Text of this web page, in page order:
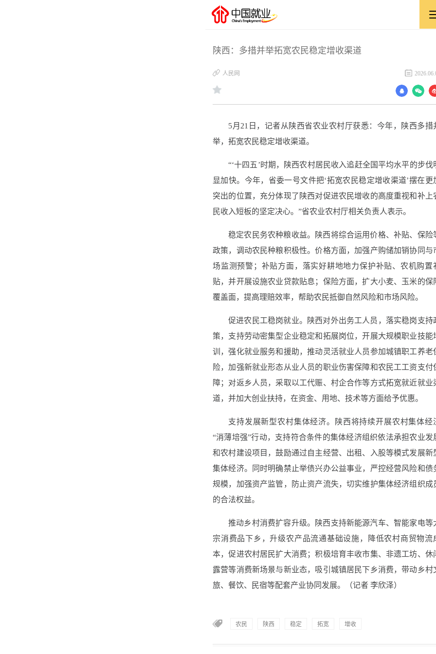
陕西：多措并举拓宽农民稳定增收渠道
​人民网
5月21日，记者从陕西省农业农村厅获悉：今年，陕西多措
举，拓宽农民稳定增收渠道。
“‘十四五’时期，陕西农村居民收入追赶全国平均水平的步伐
显加快。今年，省委一号文件把‘拓宽农民稳定增收渠道’摆在更
突出的位置，充分体现了陕西对促进农民增收的高度重视和补上
民收入短板的坚定决心。”省农业农村厅相关负责人表示。
稳定农民务农种粮收益。陕西将综合运用价格、补贴、保险
政策，调动农民种粮积极性。价格方面，加强产购储加销协同与
场监测预警；补贴方面，落实好耕地地力保护补贴、农机购置
贴，并开展设施农业贷款贴息；保险方面，扩大小麦、玉米的保
覆盖面，提高理赔效率，帮助农民抵御自然风险和市场风险。
促进农民工稳岗就业。陕西对外出务工人员，落实稳岗支持
策，支持劳动密集型企业稳定和拓展岗位，开展大规模职业技能
训，强化就业服务和援助，推动灵活就业人员参加城镇职工养老
险，加强新就业形态从业人员的职业伤害保障和农民工工资支付
障；对返乡人员，采取以工代赈、村企合作等方式拓宽就近就业
道，并加大创业扶持，在资金、用地、技术等方面给予优惠。
支持发展新型农村集体经济。陕西将持续开展农村集体经
“消薄培强”行动，支持符合条件的集体经济组织依法承担农业发
和农村建设项目，鼓励通过自主经营、出租、入股等模式发展新
集体经济。同时明确禁止举债兴办公益事业，严控经营风险和债
规模，加强资产监管，防止资产流失，切实维护集体经济组织成
的合法权益。
推动乡村消费扩容升级。陕西支持新能源汽车、智能家电等
宗消费品下乡，升级农产品流通基础设施，降低农村商贸物流
本，促进农村居民扩大消费；积极培育丰收市集、非遗工坊、休
露营等消费新场景与新业态，吸引城镇居民下乡消费，带动乡村
旅、餐饮、民宿等配套产业协同发展。（记者 李欣泽）
农民 陕西 稳定 拓宽 增收